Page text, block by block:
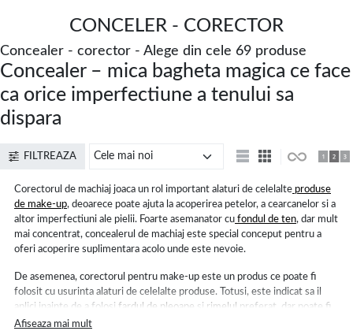
CONCELER - CORECTOR
Concealer - corector - Alege din cele 69 produse
Concealer – mica bagheta magica ce face
ca orice imperfectiune a tenului sa
dispara
FILTREAZA
Corectorul de machiaj joaca un rol important alaturi de celelalte produse
de make-up, deoarece poate ajuta la acoperirea petelor, a cearcanelor si a
altor imperfectiuni ale pielii. Foarte asemanator cu fondul de ten, dar mult
mai concentrat, concealerul de machiaj este special conceput pentru a
oferi acoperire suplimentara acolo unde este nevoie.
De asemenea, corectorul pentru make-up este un produs ce poate fi
folosit cu usurinta alaturi de celelalte produse. Totusi, este indicat sa il
aplici inainte de a folosi fardul de pleoape si rimelul preferat, dar poate fi
precedat de un machiaj al sprancenelor
Afiseaza mai mult